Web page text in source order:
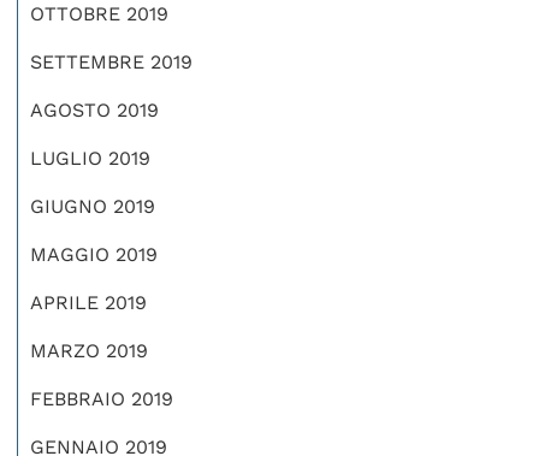
OTTOBRE 2019
SETTEMBRE 2019
AGOSTO 2019
LUGLIO 2019
GIUGNO 2019
MAGGIO 2019
APRILE 2019
MARZO 2019
FEBBRAIO 2019
GENNAIO 2019